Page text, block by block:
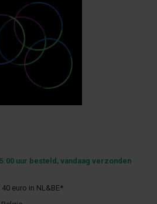
uur besteld, vandaag verzonden
euro in NL&BE*